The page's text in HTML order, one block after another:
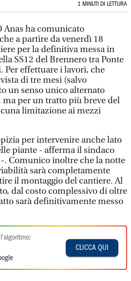
1 MINUTI DI LETTURA
Anas ha comunicato
a partire da venerdì 18
per la definitiva messa in
SS12 del Brennero tra Ponte
Per effettuare i lavori, che
di tre mesi (salvo
un senso unico alternato
ma per un tratto più breve del
limitazione ai mezzi
per intervenire anche lato
piante - afferma il sindaco
. Comunico inoltre che la notte
sarà completamente
il montaggio del cantiere. Al
dal costo complessivo di oltre
sarà definitivamente messo
CLICCA QUI